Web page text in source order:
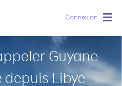
Connexion
Guyane
Libye